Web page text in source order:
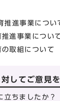
進事業につい
推進事業につい
の取組について
してご意見
立ちましたか？